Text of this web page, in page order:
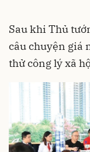
Sau khi Thủ
câu chuyện giá
thử công lý xã